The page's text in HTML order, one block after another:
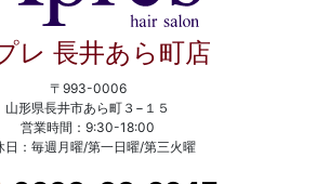
レ 長井あら町店
〒993-0006
山形県長井市あら町３−１５
営業時間：9:30-18:00
日：毎週月曜/第一日曜/第三火曜